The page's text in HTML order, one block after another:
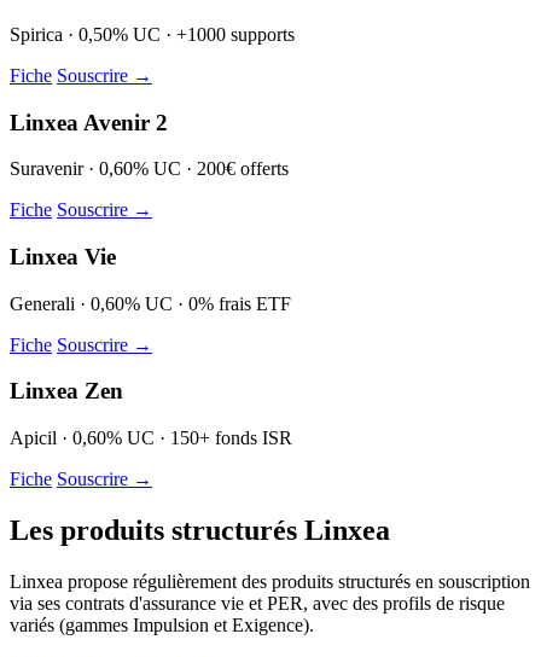
Spirica · 0,50% UC · +1000 supports
Fiche Souscrire →
Linxea Avenir 2
Suravenir · 0,60% UC · 200€ offerts
Fiche Souscrire →
Linxea Vie
Generali · 0,60% UC · 0% frais ETF
Fiche Souscrire →
Linxea Zen
Apicil · 0,60% UC · 150+ fonds ISR
Fiche Souscrire →
Les produits structurés Linxea
Linxea propose régulièrement des produits structurés en souscription
via ses contrats d'assurance vie et PER, avec des profils de risque
variés (gammes Impulsion et Exigence).